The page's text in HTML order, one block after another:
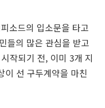
소드의 입소문을 타고
들의 많은 관심을 받고
작되기 전, 이미 3개 지
이 선 구두계약을 마친